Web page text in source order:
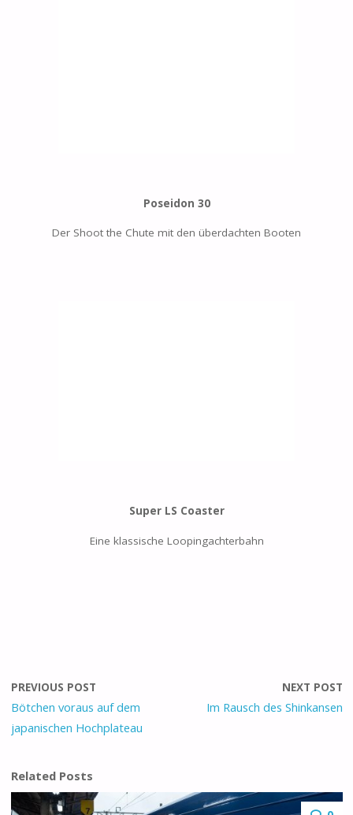
Poseidon 30
Der Shoot the Chute mit den überdachten Booten
Super LS Coaster
Eine klassische Loopingachterbahn
PREVIOUS POST
Bötchen voraus auf dem
japanischen Hochplateau
NEXT POST
Im Rausch des Shinkansen
Related Posts